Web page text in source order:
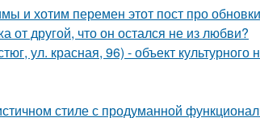
и хотим перемен этот пост про
другой, что он остался не из любви?
ул. красная, 96) - объект культурного
стиле с продуманной